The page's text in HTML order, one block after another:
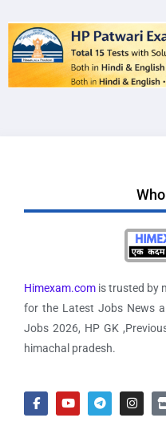
Himexam.com is trusted by
for the Latest Jobs News
Jobs 2026, HP GK
himachal pradesh.